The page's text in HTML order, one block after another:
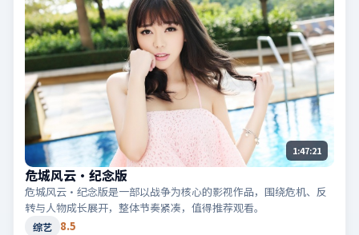
1:47:21
危城风云·纪念版
危城风云·纪念版是一部以战争为核心的影视作品，围绕危机、反
转与人物成长展开，整体节奏紧凑，值得推荐观看。
综艺 8.5